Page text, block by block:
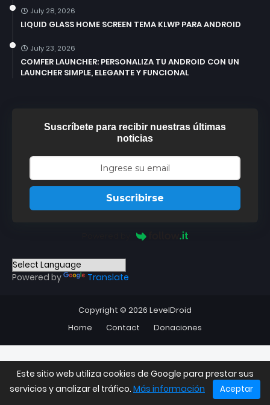
July 28, 2026
LIQUID GLASS HOME SCREEN TEMA KLWP PARA ANDROID
July 23, 2026
COMFER LAUNCHER: PERSONALIZA TU ANDROID CON UN
LAUNCHER SIMPLE, ELEGANTE Y FUNCIONAL
Suscríbete para recibir nuestras últimas
noticias
Suscribirse
Powered by Translate
Copyright © 2026 LevelDroid
Home
Contact Donaciones
Este sitio web utiliza cookies de Google para prestar sus
servicios y analizar el tráfico. Más información Aceptar